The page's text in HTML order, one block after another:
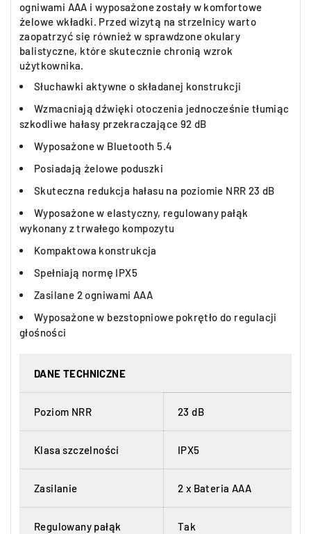
ogniwami AAA i wyposażone zostały w komfortowe
żelowe wkładki. Przed wizytą na strzelnicy warto
zaopatrzyć się również w sprawdzone okulary
balistyczne, które skutecznie chronią wzrok
użytkownika.
Słuchawki aktywne o składanej konstrukcji
Wzmacniają dźwięki otoczenia jednocześnie tłumiąc
szkodliwe hałasy przekraczające 92 dB
Wyposażone w Bluetooth 5.4
Posiadają żelowe poduszki
Skuteczna redukcja hałasu na poziomie NRR 23 dB
Wyposażone w elastyczny, regulowany pałąk
wykonany z trwałego kompozytu
Kompaktowa konstrukcja
Spełniają normę IPX5
Zasilane 2 ogniwami AAA
Wyposażone w bezstopniowe pokrętło do regulacji
głośności
DANE TECHNICZNE
Poziom NRR 23 dB
Klasa szczelności IPX5
Zasilanie 2 x Bateria AAA
Regulowany pałąk Tak